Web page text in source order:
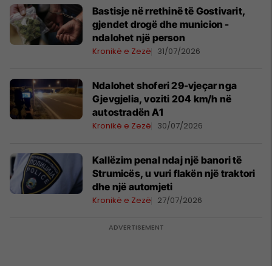
Bastisje në rrethinë të Gostivarit,
gjendet drogë dhe municion -
ndalohet një person
Kronikë e Zezë 31/07/2026
Ndalohet shoferi 29-vjeçar nga
Gjevgjelia, voziti 204 km/h në
autostradën A1
Kronikë e Zezë 30/07/2026
Kallëzim penal ndaj një banori të
Strumicës, u vuri flakën një traktori
dhe një automjeti
Kronikë e Zezë 27/07/2026